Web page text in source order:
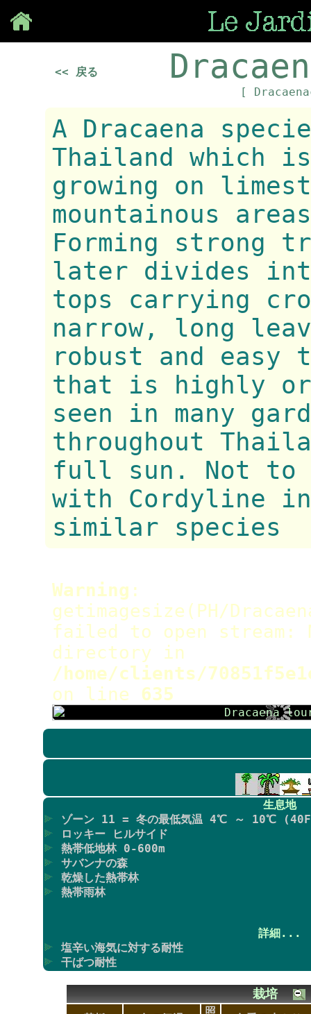
<< 戻る
[
A Dracaena
Thailand which
growing on
mountainous
Forming strong
later divides
tops carrying
narrow, long
robust and easy
that is highly
seen in many
throughout
full sun. Not to
with Cordyline
similar species
Warning :
getimagesize(PH/
failed to open stream:
directory in
/home/clients/
on line 635
生息地
ゾーン 11 = 冬の最低気温 4℃ ～ 10℃
ロッキー ヒルサイド
熱帯低地林 0-600m
サバンナの森
乾燥した熱帯林
熱帯雨林
詳細...
塩辛い海気に対する耐性
干ばつ耐性
栽培